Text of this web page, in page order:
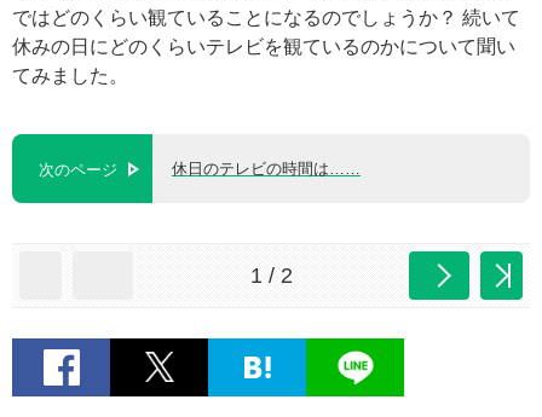
ではどのくらい観ていることになるのでしょうか？ 続いて
休みの日にどのくらいテレビを観ているのかについて聞い
てみました。
次のページ 休日のテレビの時間は……
1 / 2